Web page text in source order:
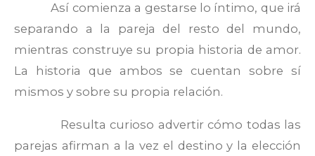
Así comienza a gestarse lo íntimo, que irá
separando a la pareja del resto del mundo,
mientras construye su propia historia de amor.
La historia que ambos se cuentan sobre sí
mismos y sobre su propia relación.
Resulta curioso advertir cómo todas las
parejas afirman a la vez el destino y la elección